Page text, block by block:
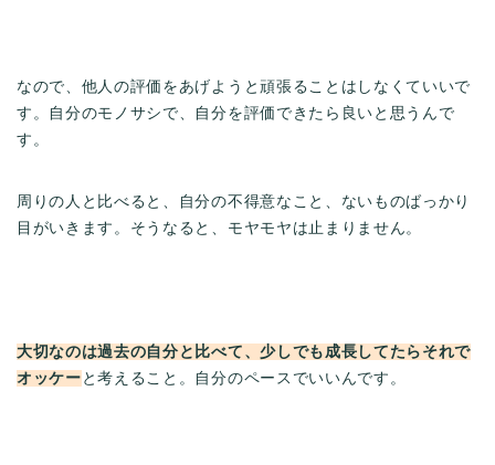
なので、他人の評価をあげようと頑張ることはしなくていいで
す。自分のモノサシで、自分を評価できたら良いと思うんで
す。
周りの人と比べると、自分の不得意なこと、ないものばっかり
目がいきます。そうなると、モヤモヤは止まりません。
大切なのは過去の自分と比べて、少しでも成長してたらそれで
オッケー と考えること。自分のペースでいいんです。